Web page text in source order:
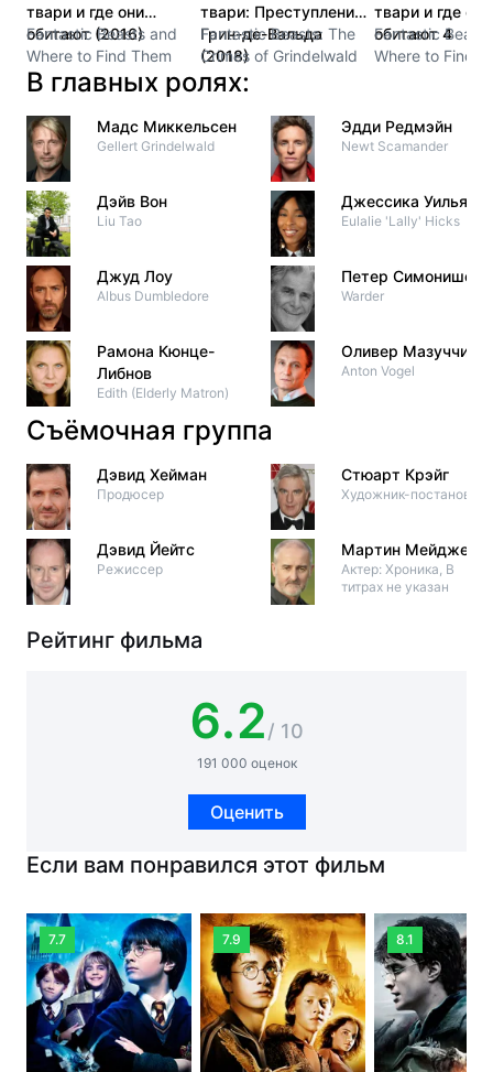
твари и где они
обитают (2016)
Fantastic Beasts and
Where to Find Them
твари: Преступления
Грин-де-Вальда
(2018)
Fantastic Beasts: The
Crimes of Grindelwald
твари и где они
обитают 4
Fantastic
Where to Find
В главных ролях:
Мадс Миккельсен
Gellert Grindelwald
Дэйв Вон
Liu Tao
Джуд Лоу
Albus Dumbledore
Рамона Кюнце-
Либнов
Edith (Elderly Matron)
Эдди Редмэйн
Newt Scamander
Джессика Уильямс
Eulalie 'Lally' Hicks
Петер Симонишек
Warder
Оливер Мазуччи
Anton Vogel
Съёмочная группа
Дэвид Хейман
Продюсер
Дэвид Йейтс
Режиссер
Стюарт Крэйг
Художник-
Мартин Мейджер
Актер: Хроника, В
титрах не указан
Рейтинг фильма
6.2/ 10
191 000 оценок
Оценить
Если вам понравился этот фильм
7.7 7.9 8.1